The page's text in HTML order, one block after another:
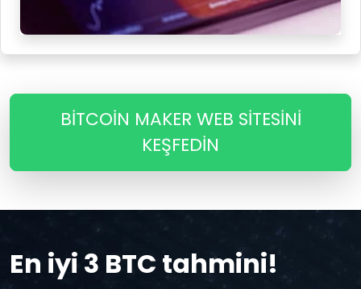
BITCOIN MAKER WEB SITESINI
KEŞFEDİN
En iyi 3 BTC tahmini!